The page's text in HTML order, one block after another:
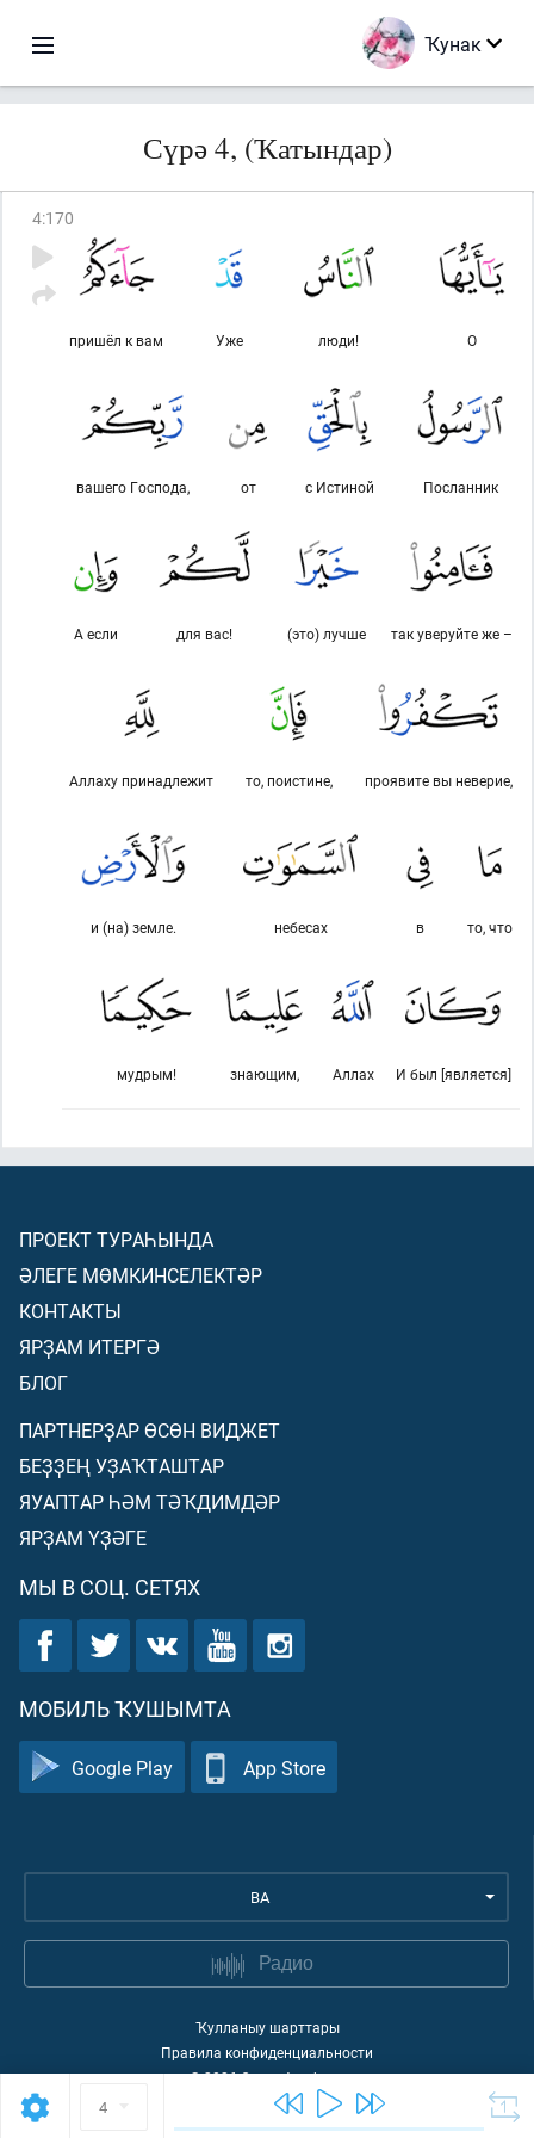
Ҡунак
4
Сүрә 4, (Ҡатындар)
4:170
О
люди!
Уже
пришёл к вам
Посланник
с Истиной
от
вашего Господа,
так уверуйте же –
(это) лучше
для вас!
А если
проявите вы неверие,
то, поистине,
Аллаху принадлежит
то, что
в
небесах
и (на) земле.
И был [является]
Аллах
знающим,
мудрым!
ПРОЕКТ ТУРАҺЫНДА
ӘЛЕГЕ МӨМКИНСЕЛЕКТӘР
КОНТАКТЫ
ЯРҘАМ ИТЕРГӘ
БЛОГ
ПАРТНЕРҘАР ӨСӨН ВИДЖЕТ
БЕҘҘЕҢ УҘАҠТАШТАР
ЯУАПТАР ҺӘМ ТӘҠДИМДӘР
ЯРҘАМ ҮҘӘГЕ
МЫ В СОЦ. СЕТЯХ
МОБИЛЬ ҠУШЫМТА
Google Play App Store
BA
Радио
Ҡулланыу шарттары
Правила конфиденциальности
©2026Quran Academy